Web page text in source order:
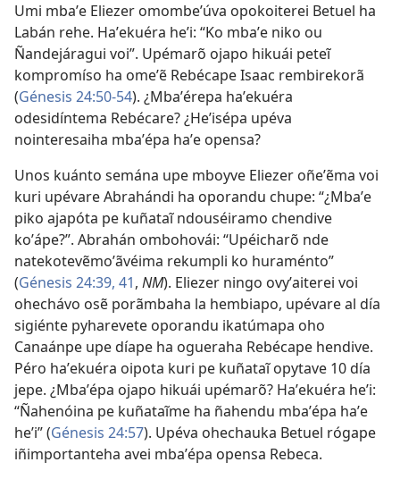
Umi mbaʼe Eliezer omombeʼúva opokoiterei Betuel ha
Labán rehe. Haʼekuéra heʼi: “Ko mbaʼe niko ou
Ñandejáragui voi”. Upémarõ ojapo hikuái peteĩ
kompromíso ha omeʼẽ Rebécape Isaac rembirekorã
(Génesis 24:50-54). ¿Mbaʼérepa haʼekuéra
odesidíntema Rebécare? ¿Heʼisépa upéva
nointeresaiha mbaʼépa haʼe opensa?
Unos kuánto semána upe mboyve Eliezer oñeʼẽma voi
kuri upévare Abrahándi ha oporandu chupe: “¿Mbaʼe
piko ajapóta pe kuñataĩ ndouséiramo chendive
koʼápe?”. Abrahán ombohovái: “Upéicharõ nde
natekotevẽmoʼãvéima rekumpli ko huraménto”
(Génesis 24:39, 41, NM). Eliezer ningo ovyʼaiterei voi
ohechávo osẽ porãmbaha la hembiapo, upévare al día
sigiénte pyharevete oporandu ikatúmapa oho
Canaánpe upe díape ha ogueraha Rebécape hendive.
Péro haʼekuéra oipota kuri pe kuñataĩ opytave 10 día
jepe. ¿Mbaʼépa ojapo hikuái upémarõ? Haʼekuéra heʼi:
“Ñahenóina pe kuñataĩme ha ñahendu mbaʼépa haʼe
heʼi” (Génesis 24:57). Upéva ohechauka Betuel rógape
iñimportanteha avei mbaʼépa opensa Rebeca.